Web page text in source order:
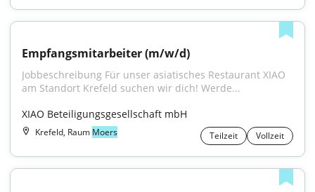
Empfangsmitarbeiter (m/w/d)
Jobbeschreibung Für unser asiatisches Restaurant XIAO
am Standort Krefeld suchen wir dich! Werde...
XIAO Beteiligungsgesellschaft mbH
Krefeld, Raum Moers Teilzeit Vollzeit